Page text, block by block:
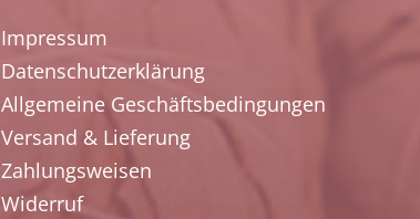
Impressum
Datenschutzerklärung
Allgemeine Geschäftsbedingungen
Versand & Lieferung
Zahlungsweisen
Widerruf